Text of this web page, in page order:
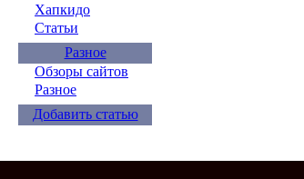
Хапкидо
Статьи
Разное
Обзоры сайтов
Разное
Добавить статью